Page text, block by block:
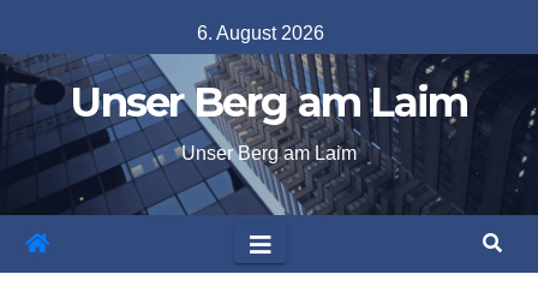
to
content
6. August 2026
Unser Berg am Laim
Unser Berg am Laim